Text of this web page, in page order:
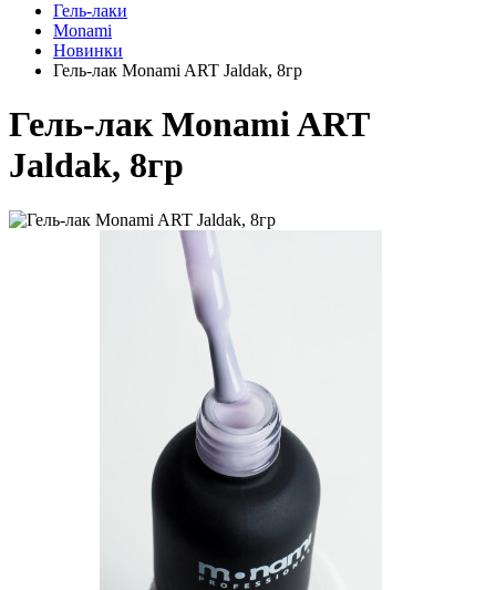
Гель-лаки
Monami
Новинки
Гель-лак Monami ART Jaldak, 8гр
Гель-лак Monami ART
Jaldak, 8гр